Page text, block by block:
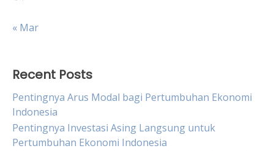
« Mar
Recent Posts
Pentingnya Arus Modal bagi Pertumbuhan Ekonomi
Indonesia
Pentingnya Investasi Asing Langsung untuk
Pertumbuhan Ekonomi Indonesia